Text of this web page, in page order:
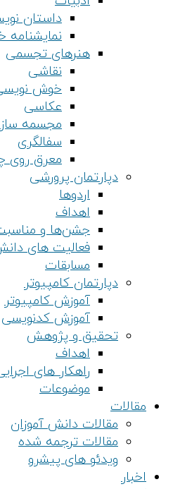
داستان
نمایشنامه
هنرهای تجسمی
نقاشی
خوش
عکاسی
مجسمه
سفالگری
معرق روی
دپارتمان پرورشی
اردوها
اهداف
جشن‌ها و
فعالیت های
مسابقات
دپارتمان کامپیوتر
آموزش کامپیوتر
آموزش کدنویسی
تحقیق و پژوهش
اهداف
راهکار های
موضوعات
مقالات
مقالات دانش آموزان
مقالات ترجمه شده
ویدئو های پیشرو
اخبار